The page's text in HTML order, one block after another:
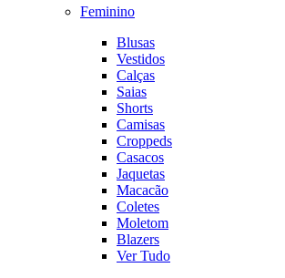
Feminino
Blusas
Vestidos
Calças
Saias
Shorts
Camisas
Croppeds
Casacos
Jaquetas
Macacão
Coletes
Moletom
Blazers
Ver Tudo